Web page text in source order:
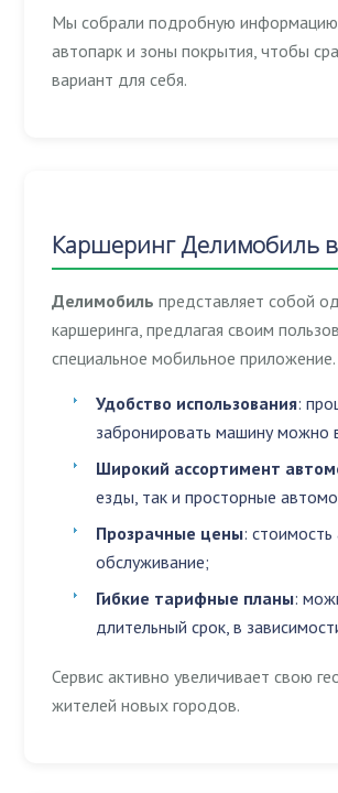
Мы собрали подробную информацию
автопарк и зоны покрытия, чтобы
вариант для себя.
Каршеринг Делимобиль
Делимобиль представляет собой
каршеринга, предлагая своим
специальное мобильное приложение.
Удобство использования:
забронировать машину можно
Широкий ассортимент
езды, так и просторные
Прозрачные цены:
обслуживание;
Гибкие тарифные планы:
длительный срок, в
Сервис активно увеличивает свою
жителей новых городов.